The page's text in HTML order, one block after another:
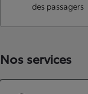
des passagers
Nos services